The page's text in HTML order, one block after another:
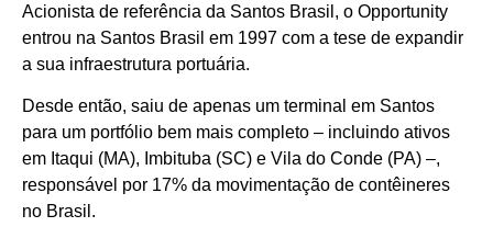
Acionista de referência da Santos Brasil, o Opportunity
entrou na Santos Brasil em 1997 com a tese de expandir
a sua infraestrutura portuária.
Desde então, saiu de apenas um terminal em Santos
para um portfólio bem mais completo – incluindo ativos
em Itaqui (MA), Imbituba (SC) e Vila do Conde (PA) –,
responsável por 17% da movimentação de contêineres
no Brasil.